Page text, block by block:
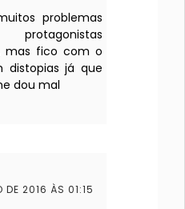
problemas
mas fico com o
distopias já que
dou mal
DE 2016 ÀS 01:15